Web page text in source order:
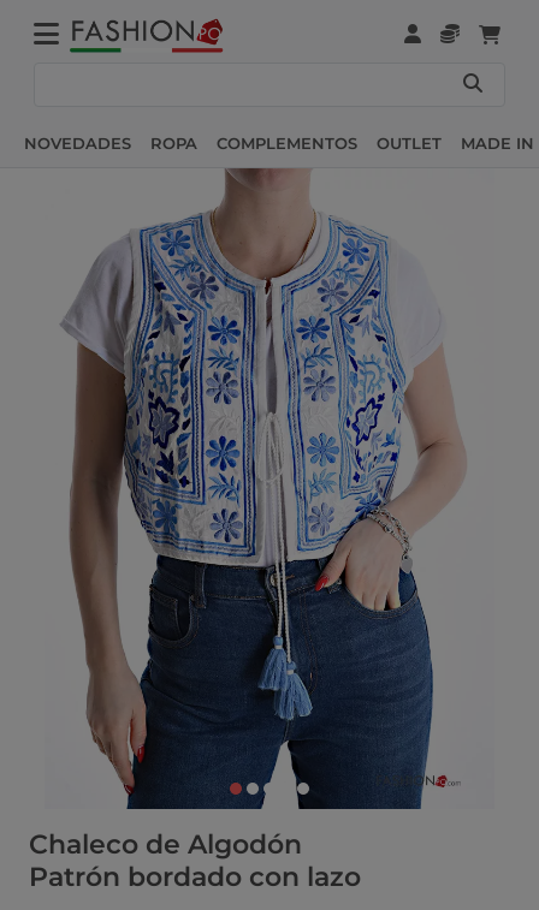
NOVEDADES ROPA COMPLEMENTOS OUTLET MADE IN
Chaleco de Algodón
Patrón bordado con lazo